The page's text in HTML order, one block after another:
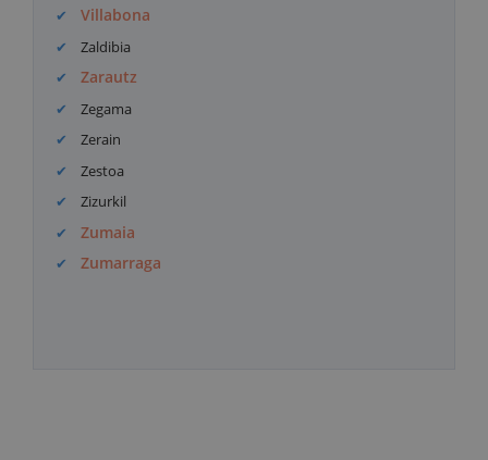
Villabona
Zaldibia
Zarautz
Zegama
Zerain
Zestoa
Zizurkil
Zumaia
Zumarraga